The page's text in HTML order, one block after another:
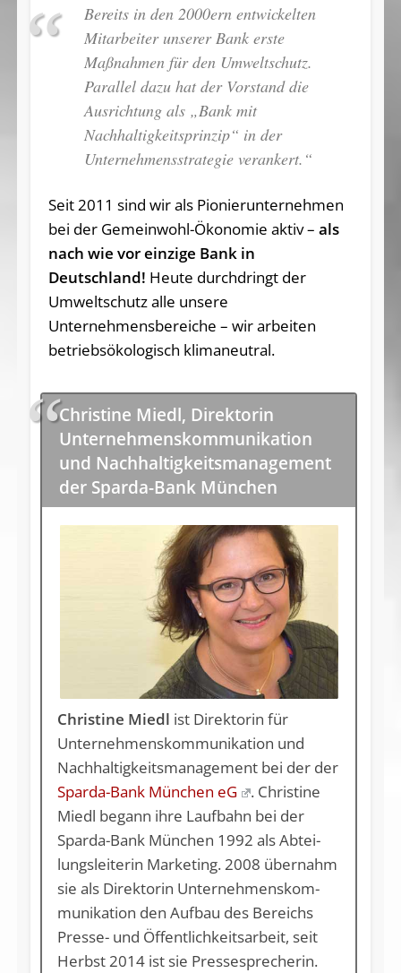
Bereits in den 2000ern entwickelten
Mitarbeiter unserer Bank erste
Maßnahmen für den Umweltschutz.
Parallel dazu hat der Vorstand die
Ausrichtung als „Bank mit
Nachhaltigkeitsprinzip“ in der
Unternehmensstrategie verankert.“
Seit 2011 sind wir als Pionierunternehmen
bei der Gemeinwohl-Ökonomie aktiv – als
nach wie vor einzige Bank in
Deutschland! Heute durchdringt der
Umweltschutz alle unsere
Unternehmensbereiche – wir arbeiten
betriebsökologisch klimaneutral.
Christine Miedl, Direktorin
Unternehmenskommunikation
und Nachhaltigkeitsmanagement
der Sparda-Bank München
Christine Miedl ist Direktorin für
Unternehmens­kom­munikation und
Nachhaltigkeitsmanagement bei der der
Sparda-Bank München eG
. Christine
Miedl be­gann ih­re Lauf­bahn bei der
Spar­da-Bank Mün­chen 1992 als Ab­tei­
lungs­lei­te­rin Mar­ke­ting. 2008 über­nahm
sie als Di­rek­to­rin Un­ter­neh­mens­kom­
mu­ni­ka­ti­on den Auf­bau des Be­reichs
Pres­se- und Öf­fent­lich­keits­ar­beit, seit
Herbst 2014 ist sie Pres­se­spre­che­rin.